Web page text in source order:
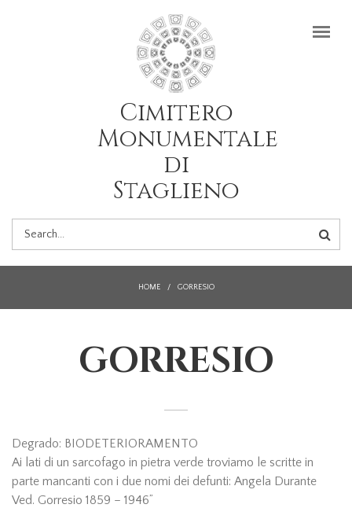
Cimitero
Monumentale
di
Staglieno
FORM
HOME / GORRESIO
GORRESIO
Degrado: BIODETERIORAMENTO
Ai lati di un sarcofago in pietra verde troviamo le scritte in
parte mancanti con i due nomi dei defunti: Angela Durante
Ved. Gorresio 1859 – 1946”